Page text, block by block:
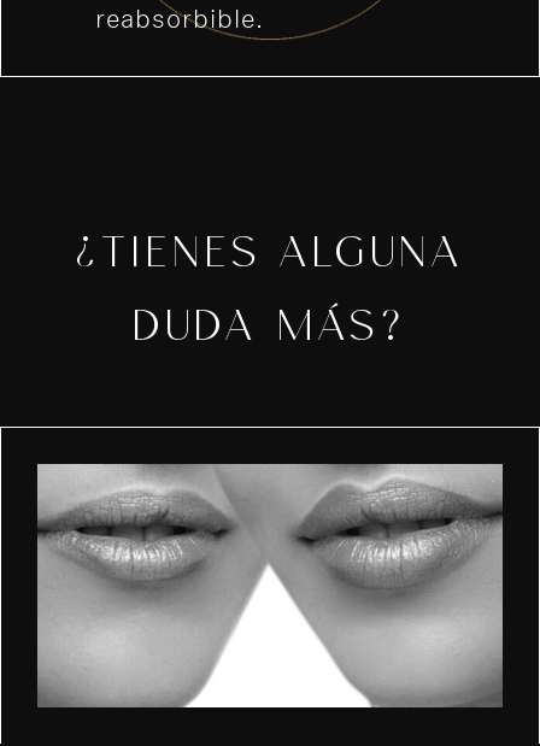
reabsorbible.
¿TIENES ALGUNA
DUDA MÁS?